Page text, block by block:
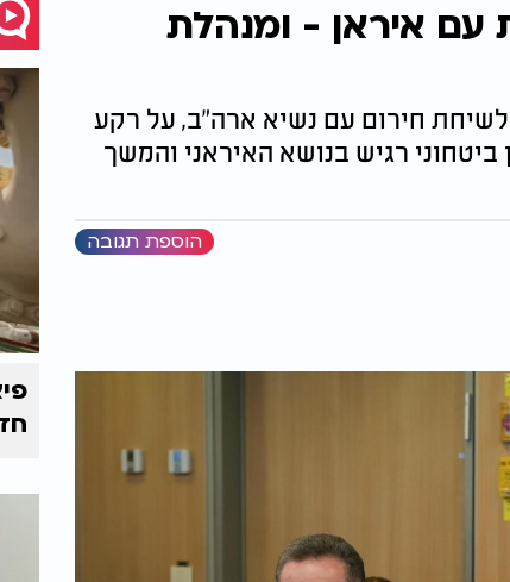
עם איראן - ומנהלת
חירום עם נשיא ארה"ב, על רקע
ביטחוני רגיש בנושא האיראני והמשך
הוספת תגובה